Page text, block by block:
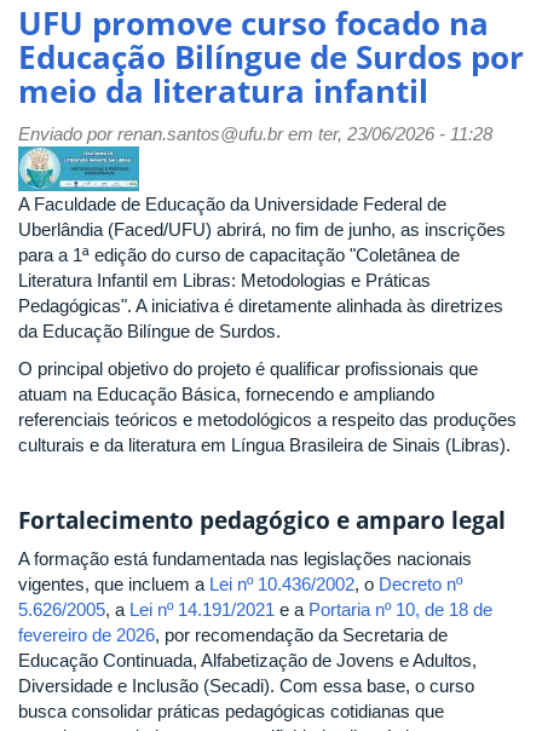
UFU promove curso focado na
Educação Bilíngue de Surdos por
meio da literatura infantil
Enviado porrenan.santos@ufu.brem ter, 23/06/2026 - 11:28
A Faculdade de Educação da Universidade Federal de
Uberlândia (Faced/UFU) abrirá, no fim de junho, as inscrições
para a 1ª edição do curso de capacitação "Coletânea de
Literatura Infantil em Libras: Metodologias e Práticas
Pedagógicas". A iniciativa é diretamente alinhada às diretrizes
da Educação Bilíngue de Surdos.
O principal objetivo do projeto é qualificar profissionais que
atuam na Educação Básica, fornecendo e ampliando
referenciais teóricos e metodológicos a respeito das produções
culturais e da literatura em Língua Brasileira de Sinais (Libras).
Fortalecimento pedagógico e amparo legal
A formação está fundamentada nas legislações nacionais
vigentes, que incluem a Lei nº 10.436/2002, o Decreto nº
5.626/2005, a Lei nº 14.191/2021 e a Portaria nº 10, de 18 de
fevereiro de 2026, por recomendação da Secretaria de
Educação Continuada, Alfabetização de Jovens e Adultos,
Diversidade e Inclusão (Secadi). Com essa base, o curso
busca consolidar práticas pedagógicas cotidianas que